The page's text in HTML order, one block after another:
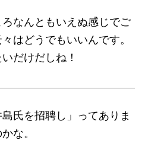
なんともいえぬ感じでご
はどうでもいいんです。
だけだしね！
氏を招聘し」ってありま
な。